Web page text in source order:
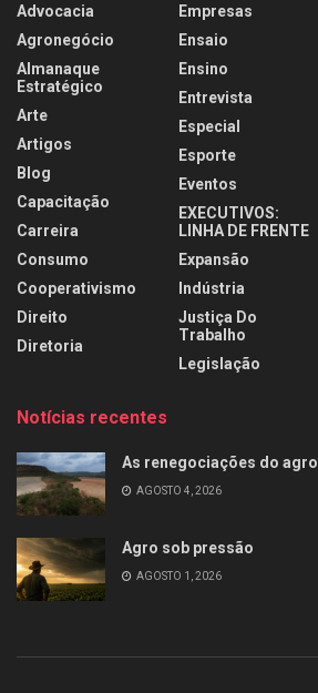
Advocacia
Agronegócio
Almanaque
Estratégico
Arte
Artigos
Blog
Capacitação
Carreira
Consumo
Cooperativismo
Direito
Diretoria
Empresas
Ensaio
Ensino
Entrevista
Especial
Esporte
Eventos
EXECUTIVOS:
LINHA DE FRENTE
Expansão
Indústria
Justiça Do
Trabalho
Legislação
Notícias recentes
As renegociações do agro
AGOSTO 4, 2026
Agro sob pressão
AGOSTO 1, 2026